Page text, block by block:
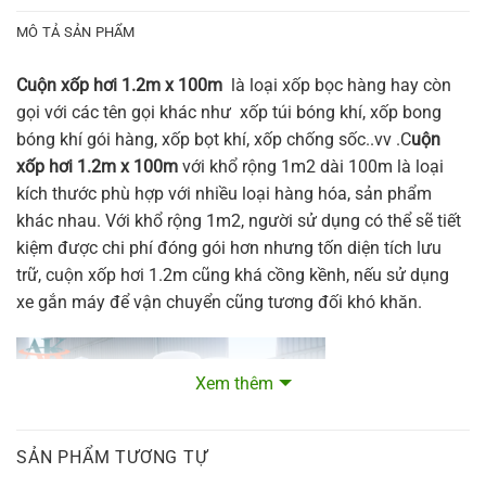
MÔ TẢ SẢN PHẨM
Cuộn xốp hơi 1.2m x 100m là loại xốp bọc hàng hay còn
gọi với các tên gọi khác như xốp túi bóng khí, xốp bong
bóng khí gói hàng, xốp bọt khí, xốp chống sốc..vv .Cuộn
xốp hơi 1.2m x 100m với khổ rộng 1m2 dài 100m là loại
kích thước phù hợp với nhiều loại hàng hóa, sản phẩm
khác nhau. Với khổ rộng 1m2, người sử dụng có thể sẽ tiết
kiệm được chi phí đóng gói hơn nhưng tốn diện tích lưu
trữ, cuộn xốp hơi 1.2m cũng khá cồng kềnh, nếu sử dụng
xe gắn máy để vận chuyển cũng tương đối khó khăn.
Xem thêm
SẢN PHẨM TƯƠNG TỰ